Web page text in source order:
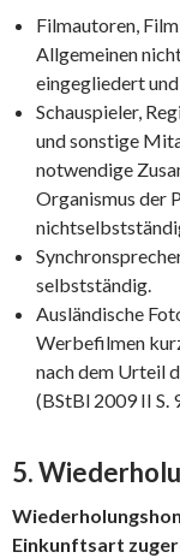
Filmautoren,
Allgemeinen
eingegliedert
Schauspieler,
und sonstige
notwendige
Organismus der
selbstständig.
Ausländische
Werbefilmen
nach dem Urteil
(BStBl 2009 II S.
5.
Einkunftsart